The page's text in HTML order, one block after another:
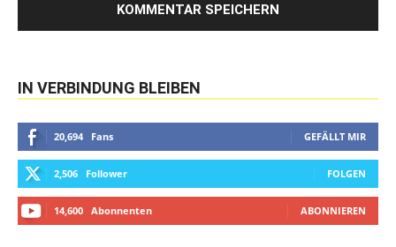
IN VERBINDUNG BLEIBEN
20,694 Fans GEFÄLLT MIR
2,506 Follower FOLGEN
14,600 Abonnenten ABONNIEREN